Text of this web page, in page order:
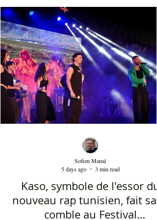
nouveau sur scène. Par la suite, c'était autour
d'Asma Ben Ahmed, une voix à la fois
et subliminale. À côté de celle-ci vient Ahmed
Rebaï, un élégant chanteur, présent maintenant
dans l'univers du chant national depuis au
cinq ans. Sans oublier la soprano Nesrine
Mahbouli e
Kaso, symbole de l'essor du
Sofien Manaï
5 days ago
3 min read